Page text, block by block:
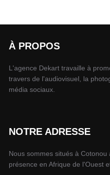
À PROPOS
L'agence Dekart travaille à
travers de l'audiovisuel, la
média sociaux.
NOTRE ADRESSE
Nous sommes situés à
présence en Afrique de l'Ouest